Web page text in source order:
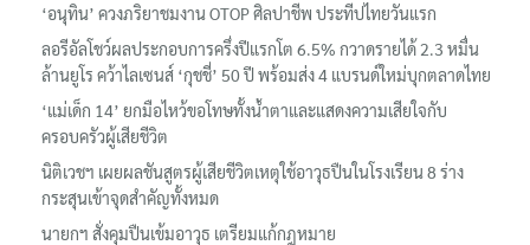
‘อนุทิน’ ควงภริยาชมงาน OTOP ศิลปาชีพ ประทีปไทยวันแรก
ลอรีอัลโชว์ผลประกอบการครึ่งปีแรกโต 6.5% กวาดรายได้ 2.3 หมื่น
ล้านยูโร คว้าไลเซนส์ ‘กุชชี่’ 50 ปี พร้อมส่ง 4 แบรนด์ใหม่บุกตลาดไทย
‘แม่เด็ก 14’ ยกมือไหว้ขอโทษทั้งน้ำตาและแสดงความเสียใจกับ
ครอบครัวผู้เสียชีวิต
นิติเวชฯ เผยผลชันสูตรผู้เสียชีวิตเหตุใช้อาวุธปืนในโรงเรียน 8 ร่าง
กระสุนเข้าจุดสำคัญทั้งหมด
นายกฯ สั่งคุมปืนเข้มอาวุธ เตรียมแก้กฎหมาย